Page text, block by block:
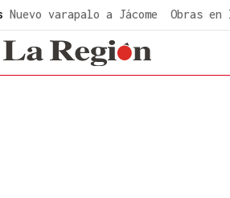
Nuevo varapalo a Jácome Obras